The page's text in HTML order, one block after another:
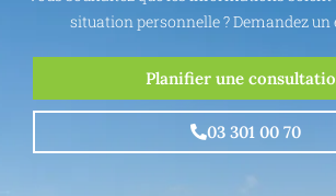
situation personnelle ? Demandez
Planifier une
03 301 00 70